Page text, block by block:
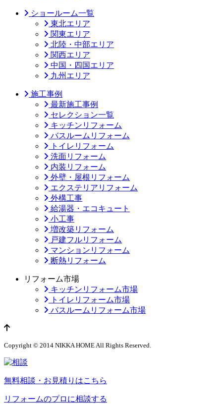
ショールーム一覧
東北エリア
関東エリア
北陸・中部エリア
関西エリア
中国・四国エリア
九州エリア
施工事例
最新施工事例
セレクション一覧
キッチンリフォーム
バスルームリフォーム
トイレリフォーム
洗面リフォーム
内装リフォーム
外壁・屋根リフォーム
エクステリアリフォーム
外構工事
給湯器・エコキュート
小工事
増改築リフォーム
戸建フルリフォーム
マンションリフォーム
断熱リフォーム
リフォーム市場
キッチンリフォーム市場
トイレリフォーム市場
バスルームリフォーム市場
ページのトップへ
Copyright © 2014 NIKKA HOME All Rights Reserved.
無料相談・お見積りはこちら
リフォームのプロに相談する